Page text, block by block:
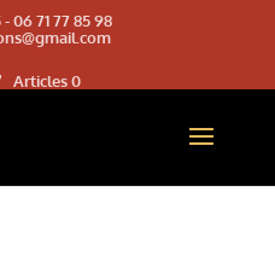
-06 71 77 85 98
Articles 0